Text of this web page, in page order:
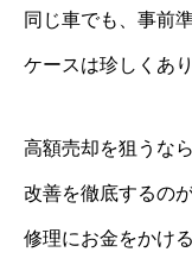
同じ車でも、事前
ケースは珍しくあ
高額売却を狙うな
改善を徹底するの
修理にお金をかけ